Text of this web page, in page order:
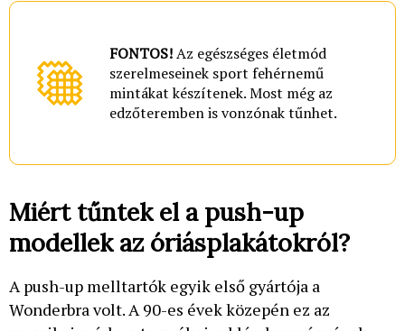
FONTOS!Az egészséges életmód
szerelmeseinek sport fehérnemű
mintákat készítenek. Most még az
edzőteremben is vonzónak tűnhet.
Miért tűntek el a push-up
modellek az óriásplakátokról?
A push-up melltartók egyik első gyártója a
Wonderbra volt. A 90-es évek közepén ez az